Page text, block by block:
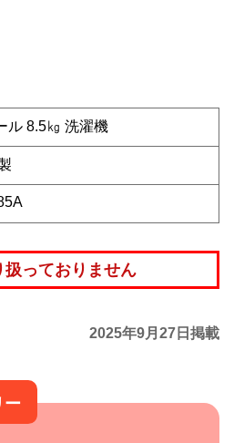
ル 8.5㎏ 洗濯機
扱っておりません
2025年9月27日掲載
ー